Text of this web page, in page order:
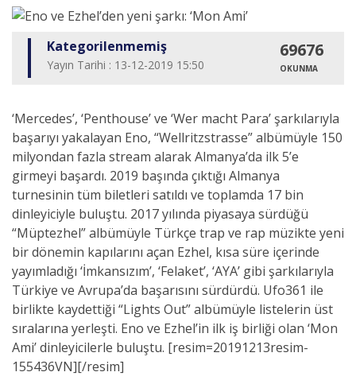
Kategorilenmemiş
Yayın Tarihi : 13-12-2019 15:50
69676
OKUNMA
‘Mercedes’, ‘Penthouse’ ve ‘Wer macht Para’ şarkılarıyla
başarıyı yakalayan Eno, “Wellritzstrasse” albümüyle 150
milyondan fazla stream alarak Almanya’da ilk 5’e
girmeyi başardı. 2019 başında çıktığı Almanya
turnesinin tüm biletleri satıldı ve toplamda 17 bin
dinleyiciyle buluştu. 2017 yılında piyasaya sürdüğü
“Müptezhel” albümüyle Türkçe trap ve rap müzikte yeni
bir dönemin kapılarını açan Ezhel, kısa süre içerinde
yayımladığı ‘İmkansızım’, ‘Felaket’, ‘AYA’ gibi şarkılarıyla
Türkiye ve Avrupa’da başarısını sürdürdü. Ufo361 ile
birlikte kaydettiği “Lights Out” albümüyle listelerin üst
sıralarına yerleşti. Eno ve Ezhel’in ilk iş birliği olan ‘Mon
Ami’ dinleyicilerle buluştu. [resim=20191213resim-
155436VN][/resim]